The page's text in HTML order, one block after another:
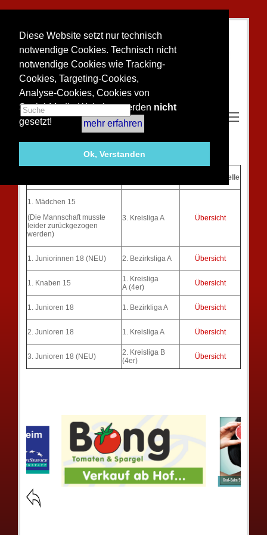
Diese Website setzt nur technisch
notwendige Cookies. Technisch nicht
notwendige Cookies wie Tracking-
Cookies, Targeting-Cookies,
Analyse-Cookies, Cookies von
Social-Media-Websites werden nicht
gesetzt!
mehr erfahren
Ok, Verstanden
Unsere Jugendmannschaften 2017
Abschlusstabelle
1. Mädchen 15
(Die Mannschaft musste
leider zurückgezogen
werden)
3. Kreisliga A Übersicht
1. Juniorinnen 18 (NEU) 2. Bezirksliga A Übersicht
1. Knaben 15
1. Kreisliga
A (4er)
Übersicht
1. Junioren 18 1. Bezirkliga A Übersicht
2. Junioren 18 1. Kreisliga A Übersicht
3. Junioren 18 (NEU)
2. Kreisliga B
(4er)
Übersicht